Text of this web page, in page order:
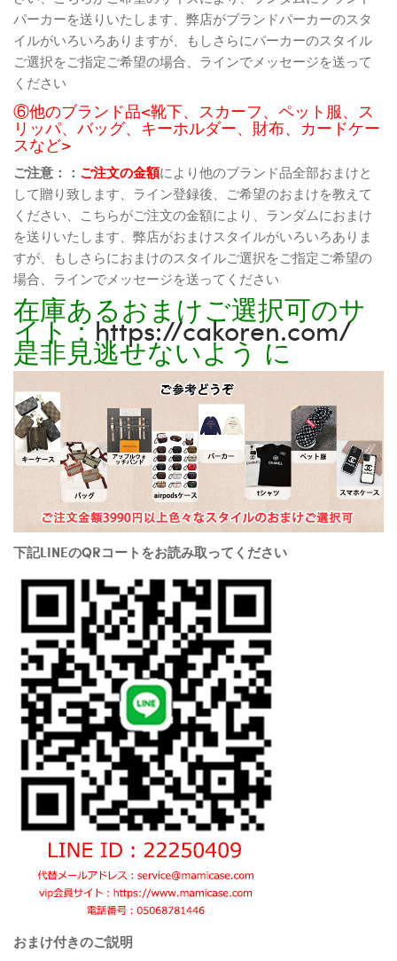
パーカーを送りいたします、弊店がブランドパーカーのスタ
イルがいろいろありますが、もしさらにパーカーのスタイル
ご選択をご指定ご希望の場合、ラインでメッセージを送って
ください
⑥他のブランド品<靴下、スカーフ、ペット服、ス
リッパ、バッグ、キーホルダー、財布、カードケー
スなど>
ご注意：： ご注文の金額により他のブランド品全部おまけと
して贈り致します、ライン登録後、ご希望のおまけを教えて
ください、こちらがご注文の金額により、ランダムにおまけ
を送りいたします、弊店がおまけスタイルがいろいろありま
すが、もしさらにおまけのスタイルご選択をご指定ご希望の
場合、ラインでメッセージを送ってください
在庫あるおまけご選択可のサ
イト：https://cakoren.com/
是非見逃せないよう に
下記LINEのQRコートをお読み取ってください
おまけ付きのご説明